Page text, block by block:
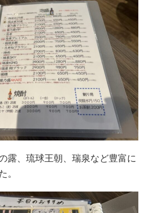
露、琉球王朝、瑞泉など豊富に
。